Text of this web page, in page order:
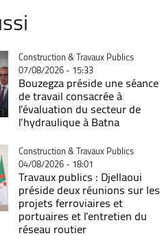
Catégorie
Construction & Travaux Publics
07/08/2026 - 15:33
Bouzegza préside une séance
de travail consacrée à
l'évaluation du secteur de
l’hydraulique à Batna
Catégorie
Construction & Travaux Publics
04/08/2026 - 18:01
Travaux publics : Djellaoui
préside deux réunions sur les
projets ferroviaires et
portuaires et l'entretien du
réseau routier